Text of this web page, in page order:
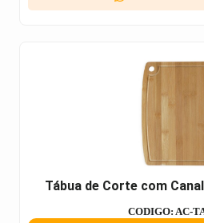
Tábua de Corte com
CODIGO: AC-